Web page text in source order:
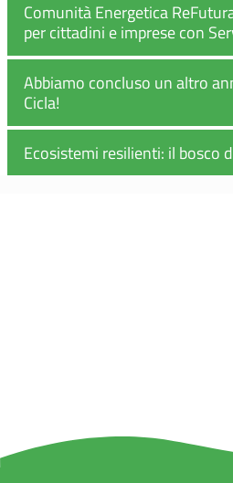
Comunità Energetica
per cittadini e imprese con
Abbiamo concluso un altro
Cicla!
Ecosistemi resilienti: il bosco